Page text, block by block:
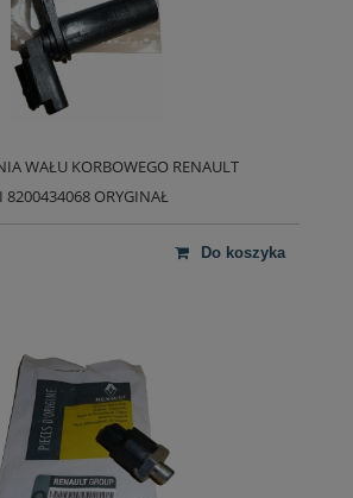
WAŁU KORBOWEGO RENAULT
8200434068 ORYGINAŁ
do koszyka